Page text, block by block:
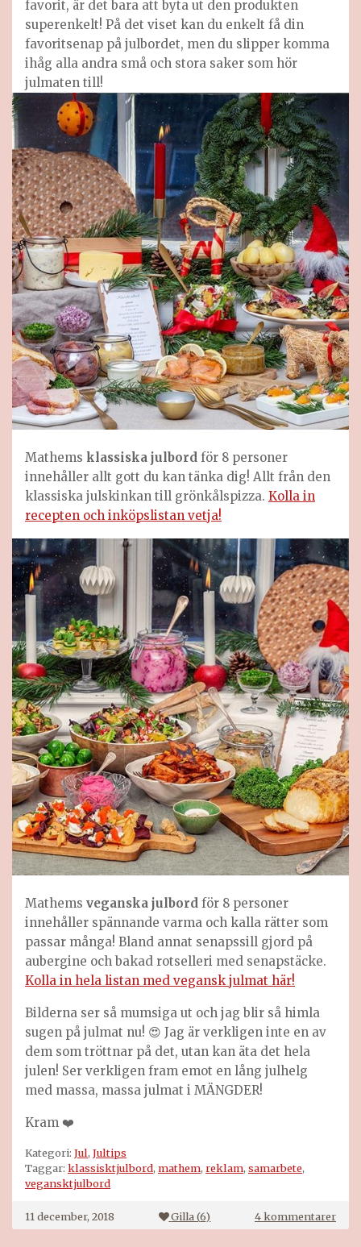
favorit, är det bara att byta ut den produkten
superenkelt! På det viset kan du enkelt få din
favoritsenap på julbordet, men du slipper komma
ihåg alla andra små och stora saker som hör
julmaten till!
Mathems klassiska julbord för 8 personer
innehåller allt gott du kan tänka dig! Allt från den
klassiska julskinkan till grönkålspizza. Kolla in
recepten och inköpslistan vetja!
Mathems veganska julbord för 8 personer
innehåller spännande varma och kalla rätter som
passar många! Bland annat senapssill gjord på
aubergine och bakad rotselleri med senapstäcke.
Kolla in hela listan med vegansk julmat här!
Bilderna ser så mumsiga ut och jag blir så himla
sugen på julmat nu! 😍 Jag är verkligen inte en av
dem som tröttnar på det, utan kan äta det hela
julen! Ser verkligen fram emot en lång julhelg
med massa, massa julmat i MÄNGDER!
Kram ❤️
Kategori: Jul, Jultips
Taggar: klassisktjulbord, mathem, reklam, samarbete,
vegansktjulbord
11 december, 2018 Gilla (6) 4 kommentarertill